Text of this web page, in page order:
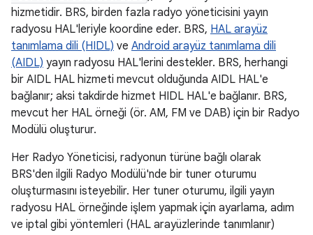
hizmetidir. BRS, birden fazla radyo yöneticisini yayın
radyosu HAL'leriyle koordine eder. BRS, HAL arayüz
tanımlama dili (HIDL) ve Android arayüz tanımlama dili
(AIDL) yayın radyosu HAL'lerini destekler. BRS, herhangi
bir AIDL HAL hizmeti mevcut olduğunda AIDL HAL'e
bağlanır; aksi takdirde hizmet HIDL HAL'e bağlanır. BRS,
mevcut her HAL örneği (ör. AM, FM ve DAB) için bir Radyo
Modülü oluşturur.
Her Radyo Yöneticisi, radyonun türüne bağlı olarak
BRS'den ilgili Radyo Modülü'nde bir tuner oturumu
oluşturmasını isteyebilir. Her tuner oturumu, ilgili yayın
radyosu HAL örneğinde işlem yapmak için ayarlama, adım
ve iptal gibi yöntemleri (HAL arayüzlerinde tanımlanır)